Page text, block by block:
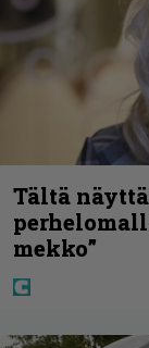
Tältä
mekko”